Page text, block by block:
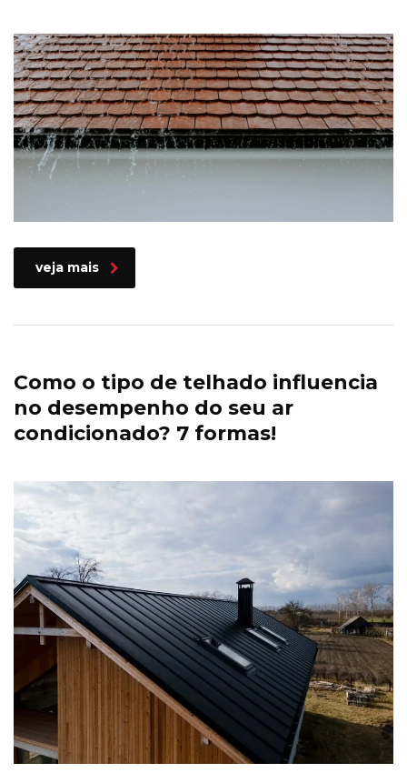
veja mais
Como o tipo de telhado influencia
no desempenho do seu ar
condicionado? 7 formas!